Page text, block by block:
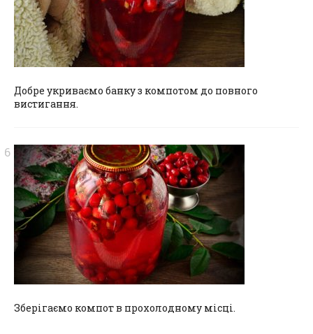
Добре укриваємо банку з компотом до повного
вистигання.
Зберігаємо компот в прохолодному місці.